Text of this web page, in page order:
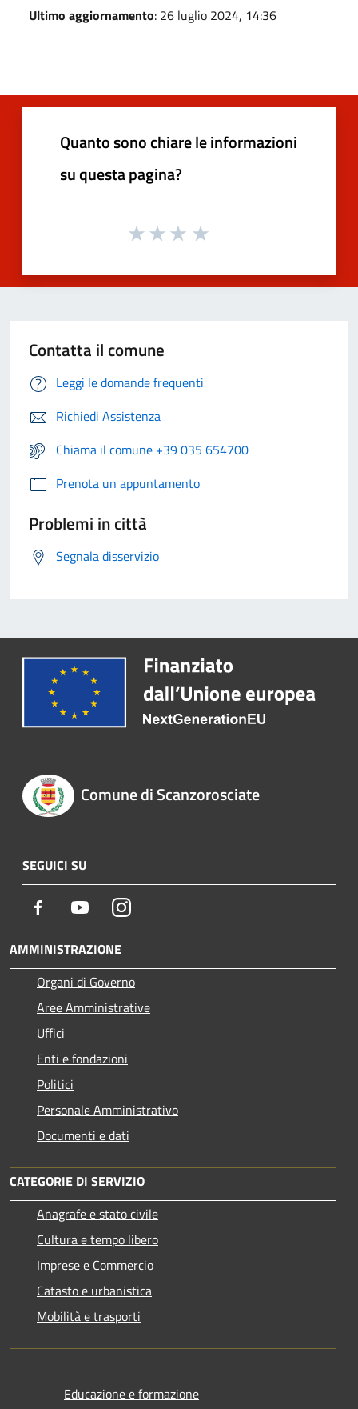
Ultimo aggiornamento: 26 luglio 2024, 14:36
Quanto sono chiare le informazioni
su questa pagina?
Contatta il comune
Leggi le domande frequenti
Richiedi Assistenza
Chiama il comune +39 035 654700
Prenota un appuntamento
Problemi in città
Segnala disservizio
Comune di Scanzorosciate
SEGUICI SU
Facebook YoutubeInstagram
AMMINISTRAZIONE
Organi di Governo
Aree Amministrative
Uffici
Enti e fondazioni
Politici
Personale Amministrativo
Documenti e dati
CATEGORIE DI SERVIZIO
Anagrafe e stato civile
Cultura e tempo libero
Imprese e Commercio
Catasto e urbanistica
Mobilità e trasporti
Educazione e formazione